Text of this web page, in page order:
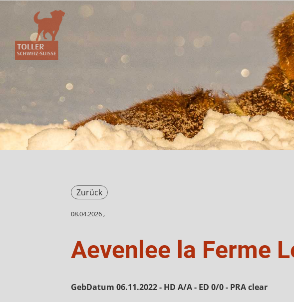
Zurück
08.04.2026,
Aevenlee la Ferme
GebDatum 06.11.2022 - HD A/A - ED 0/0 - PRA clear